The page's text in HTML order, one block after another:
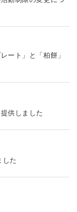
ート」と「柏餅」
供しました
した